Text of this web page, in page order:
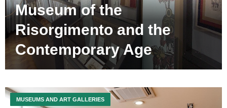
Museum of the
Risorgimento and the
Contemporary Age
MUSEUMS AND ART GALLERIES